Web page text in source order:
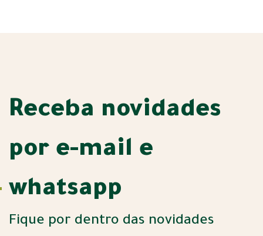
Receba novidades
por e-mail e
whatsapp
Fique por dentro das novidades